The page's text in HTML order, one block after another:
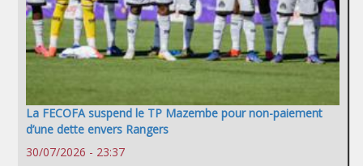
La FECOFA suspend le TP Mazembe pour non-paiement
d’une dette envers Rangers
30/07/2026 - 23:37